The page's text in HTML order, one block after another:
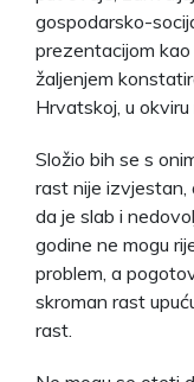
gospodarsko-
prezentacijom
žaljenjem
Hrvatskoj, u
Složio bih se s
rast nije izvjestan,
da je slab i
godine ne mogu
problem, a
skroman rast
rast.